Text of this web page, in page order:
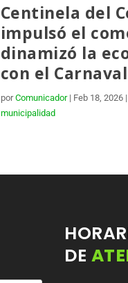
Centinela del
impulsó el
dinamizó la
con el
porComunicador| Feb 18, 2026|
municipalidad
DE